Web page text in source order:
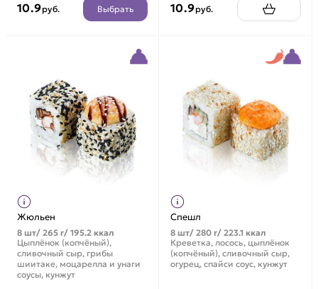
10.9руб. Выбрать 10.9руб.
Жюльен
8 шт/ 265 г/ 195.2 ккал
Цыплёнок (копчёный),
сливочный сыр, грибы
шиитаке, моцарелла и унаги
соусы, кунжут
Спешл
8 шт/ 280 г/ 223.1 ккал
Креветка, лосось, цыплёнок
(копчёный), сливочный сыр,
огурец, спайси соус, кунжут